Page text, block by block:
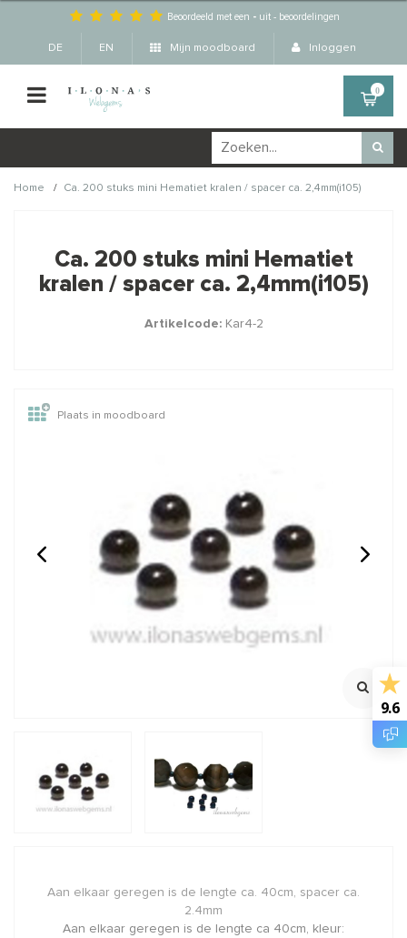
Beoordeeld met een - uit -beoordelingen
DE EN Mijn moodboard Inloggen
0
Home / Ca. 200 stuks mini Hematiet kralen / spacer ca. 2,4mm(i105)
producten ook interessant
voor je?
14/20 Rosé gold filled
stardust kraaltje ca.
3mm
Rijggat ca. 1mm
Klik voor staffelkorting
Excl. btw
1x Rozenkwarts kraal
rond 10mm - half
doorboord
100% Natuurlijk
Boorgat ca. 1.2mm
€0,66 Excl. btw
Ca. 200 stuks mini Hematiet
kralen / spacer ca. 2,4mm(i105)
Artikelcode:Kar4-2
Plaats in moodboard
Aan elkaar geregen is de lengte ca. 40cm, spacer ca.
2.4mm
Aan elkaar geregen is de lengte ca 40cm, kleur:
9.6